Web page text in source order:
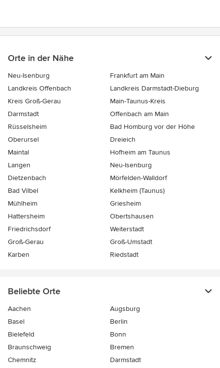
Orte in der Nähe
Neu-Isenburg
Frankfurt am Main
Landkreis Offenbach
Landkreis Darmstadt-Dieburg
Kreis Groß-Gerau
Main-Taunus-Kreis
Darmstadt
Offenbach am Main
Rüsselsheim
Bad Homburg vor der Höhe
Oberursel
Dreieich
Maintal
Hofheim am Taunus
Langen
Neu-Isenburg
Dietzenbach
Mörfelden-Walldorf
Bad Vilbel
Kelkheim (Taunus)
Mühlheim
Griesheim
Hattersheim
Obertshausen
Friedrichsdorf
Weiterstadt
Groß-Gerau
Groß-Umstadt
Karben
Riedstadt
Beliebte Orte
Aachen
Augsburg
Basel
Berlin
Bielefeld
Bonn
Braunschweig
Bremen
Chemnitz
Darmstadt